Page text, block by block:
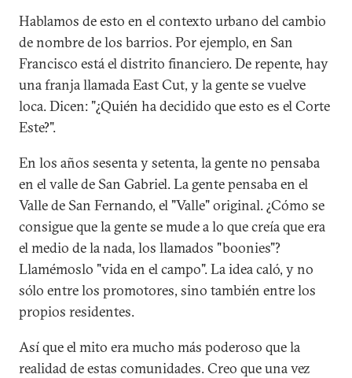
Hablamos de esto en el contexto urbano del cambio
de nombre de los barrios. Por ejemplo, en San
Francisco está el distrito financiero. De repente, hay
una franja llamada East Cut, y la gente se vuelve
loca. Dicen: "¿Quién ha decidido que esto es el Corte
Este?".
En los años sesenta y setenta, la gente no pensaba
en el valle de San Gabriel. La gente pensaba en el
Valle de San Fernando, el "Valle" original. ¿Cómo se
consigue que la gente se mude a lo que creía que era
el medio de la nada, los llamados "boonies"?
Llamémoslo "vida en el campo". La idea caló, y no
sólo entre los promotores, sino también entre los
propios residentes.
Así que el mito era mucho más poderoso que la
realidad de estas comunidades. Creo que una vez